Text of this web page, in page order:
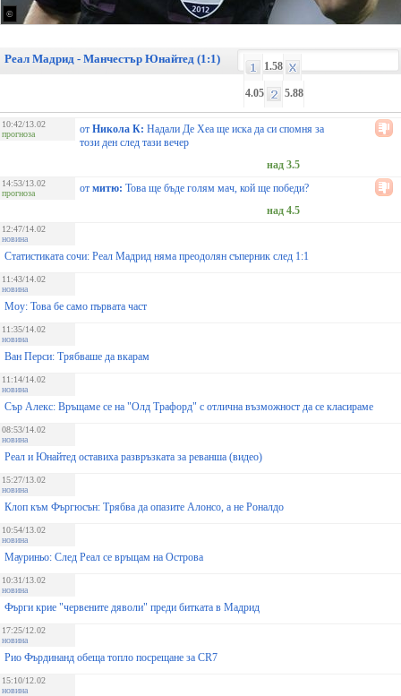
©
Реал Мадрид - Манчестър Юнайтед (1:1)
1.58
4.05 5.88
10:42/13.02
прогноза
от Никола К: Надали Де Хеа ще иска да си спомня за
този ден след тази вечер
над 3.5
14:53/13.02
прогноза
от митю: Това ще бъде голям мач, кой ще победи?
над 4.5
12:47/14.02
новина
Статистиката сочи: Реал Мадрид няма преодолян съперник след 1:1
11:43/14.02
новина
Моу: Това бе само първата част
11:35/14.02
новина
Ван Перси: Трябваше да вкарам
11:14/14.02
новина
Сър Алекс: Връщаме се на "Олд Трафорд" с отлична възможност да се класираме
08:53/14.02
новина
Реал и Юнайтед оставиха развръзката за реванша (видео)
15:27/13.02
новина
Клоп към Фъргюсън: Трябва да опазите Алонсо, а не Роналдо
10:54/13.02
новина
Мауриньо: След Реал се връщам на Острова
10:31/13.02
новина
Фърги крие "червените дяволи" преди битката в Мадрид
17:25/12.02
новина
Рио Фърдинанд обеща топло посрещане за CR7
15:10/12.02
новина